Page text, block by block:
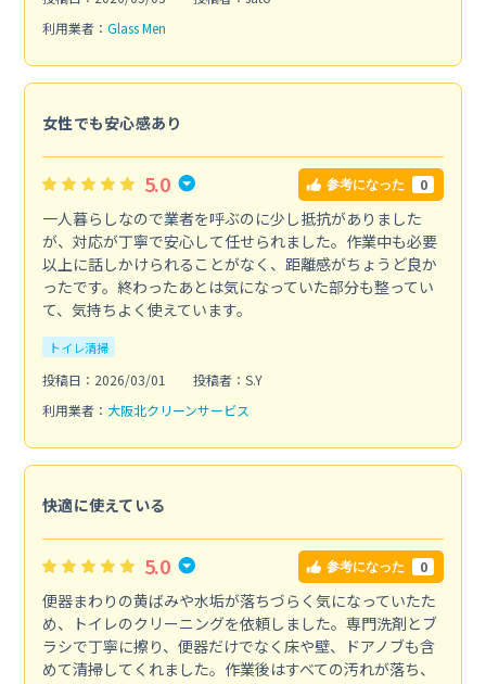
利用業者： Glass Men
女性でも安心感あり
5.0 参考になった 0
一人暮らしなので業者を呼ぶのに少し抵抗がありました
が、対応が丁寧で安心して任せられました。作業中も必要
以上に話しかけられることがなく、距離感がちょうど良か
ったです。終わったあとは気になっていた部分も整ってい
て、気持ちよく使えています。
トイレ清掃
投稿日：2026/03/01
投稿者：S.Y
利用業者： 大阪北クリーンサービス
快適に使えている
5.0 参考になった 0
便器まわりの黄ばみや水垢が落ちづらく気になっていたた
め、トイレのクリーニングを依頼しました。専門洗剤とブ
ラシで丁寧に擦り、便器だけでなく床や壁、ドアノブも含
めて清掃してくれました。作業後はすべての汚れが落ち、